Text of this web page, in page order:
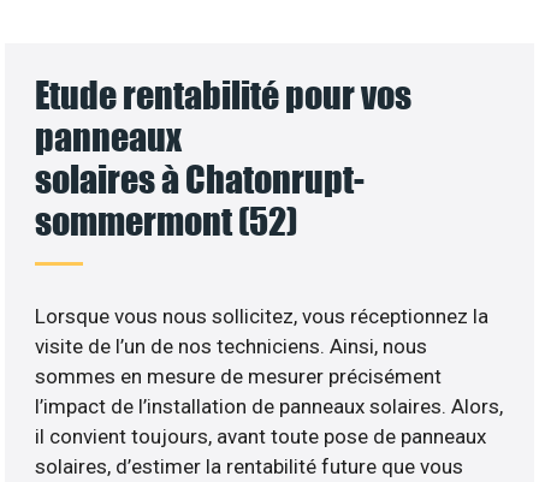
Etude rentabilité pour vos
panneaux
solaires à Chatonrupt-
sommermont (52)
Lorsque vous nous sollicitez, vous réceptionnez la
visite de l’un de nos techniciens. Ainsi, nous
sommes en mesure de mesurer précisément
l’impact de l’installation de panneaux solaires. Alors,
il convient toujours, avant toute pose de panneaux
solaires, d’estimer la rentabilité future que vous